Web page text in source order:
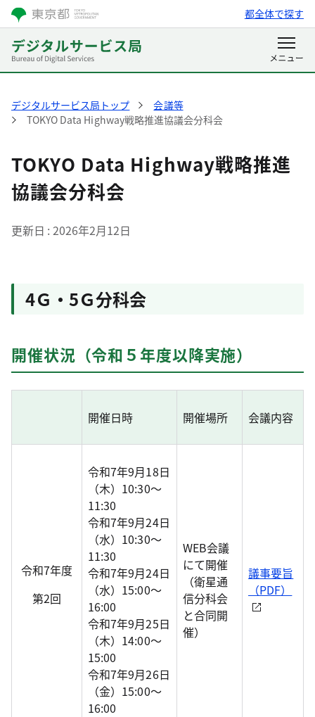
都全体で探す
デジタルサービス局トップ
会議等
TOKYO Data Highway戦略推進協議会分科会
TOKYO Data Highway戦略推進
協議会分科会
更新日 2026年2月12日
4Ｇ・5Ｇ分科会
開催状況（令和５年度以降実施）
開催日時 開催場所 会議内容
令和7年度
第2回
令和7年9月18日
（木）10:30～
11:30
令和7年9月24日
（水）10:30～
11:30
令和7年9月24日
（水）15:00～
16:00
令和7年9月25日
（木）14:00～
15:00
令和7年9月26日
（金）15:00～
16:00
WEB会議
にて開催
（衛星通
信分科会
と合同開
催）
議事要旨
（PDF）